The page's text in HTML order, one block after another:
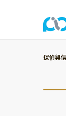
探偵興